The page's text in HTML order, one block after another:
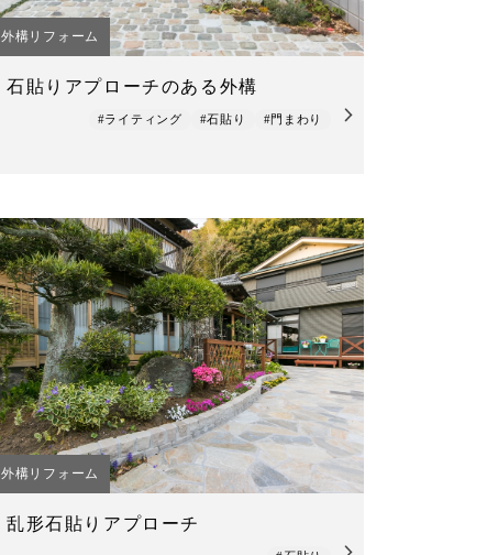
外構リフォーム
石貼りアプローチのある外構
#ライティング #石貼り #門まわり
外構リフォーム
乱形石貼りアプローチ